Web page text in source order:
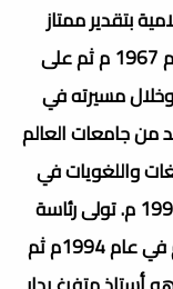
بتقدير ممتاز
مع مرتبة الشرف الأولى من دار العلوم عام 1967 م ثم على
مسيرته في
من جامعات العالم
واللغويات في
الجامعة الإسلامية العالمية بإسلام آباد 1992 م. تولى رئاسة
قسم النحو والصرف والعروض بدار العلوم في عام 1994م ثم